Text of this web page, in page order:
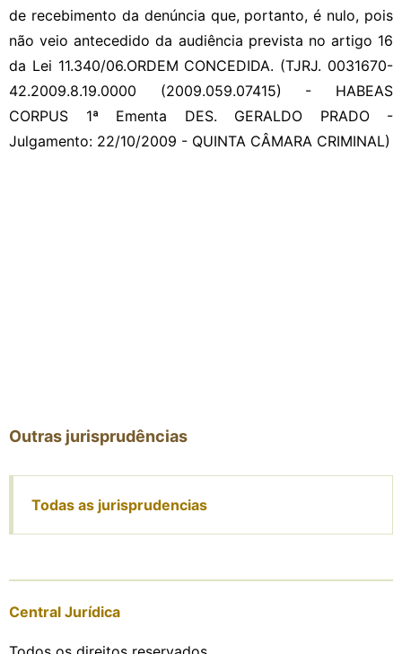
de recebimento da denúncia que, portanto, é nulo, pois
não veio antecedido da audiência prevista no artigo 16
da Lei 11.340/06.ORDEM CONCEDIDA. (TJRJ. 0031670-
42.2009.8.19.0000 (2009.059.07415) - HABEAS
CORPUS 1ª Ementa DES. GERALDO PRADO -
Julgamento: 22/10/2009 - QUINTA CÂMARA CRIMINAL)
Outras jurisprudências
Todas as jurisprudencias
Central Jurídica